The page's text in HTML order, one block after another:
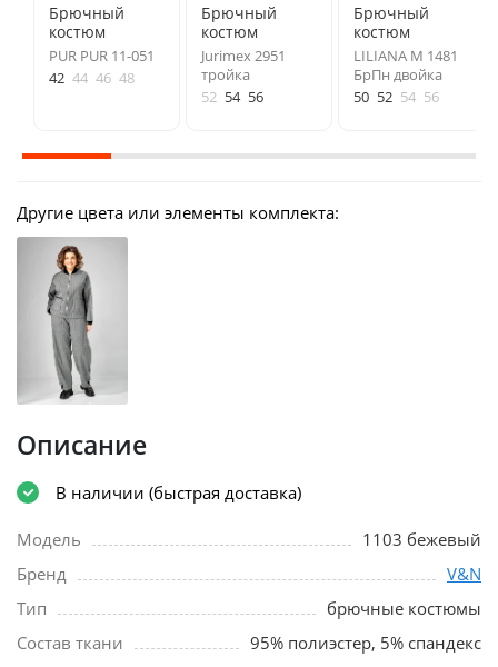
Брючный
костюм
PUR PUR 11-051
42 44 46 48
Брючный
костюм
Jurimex 2951
тройка
52 54 56
Брючный
костюм
LILIANA М 1481
БрПн двойка
50 52 54 56
Другие цвета или элементы комплекта:
Описание
В наличии (быстрая доставка)
Модель
1103 бежевый
Бренд
V&N
Тип
брючные костюмы
Состав ткани
95% полиэстер, 5% спандекс